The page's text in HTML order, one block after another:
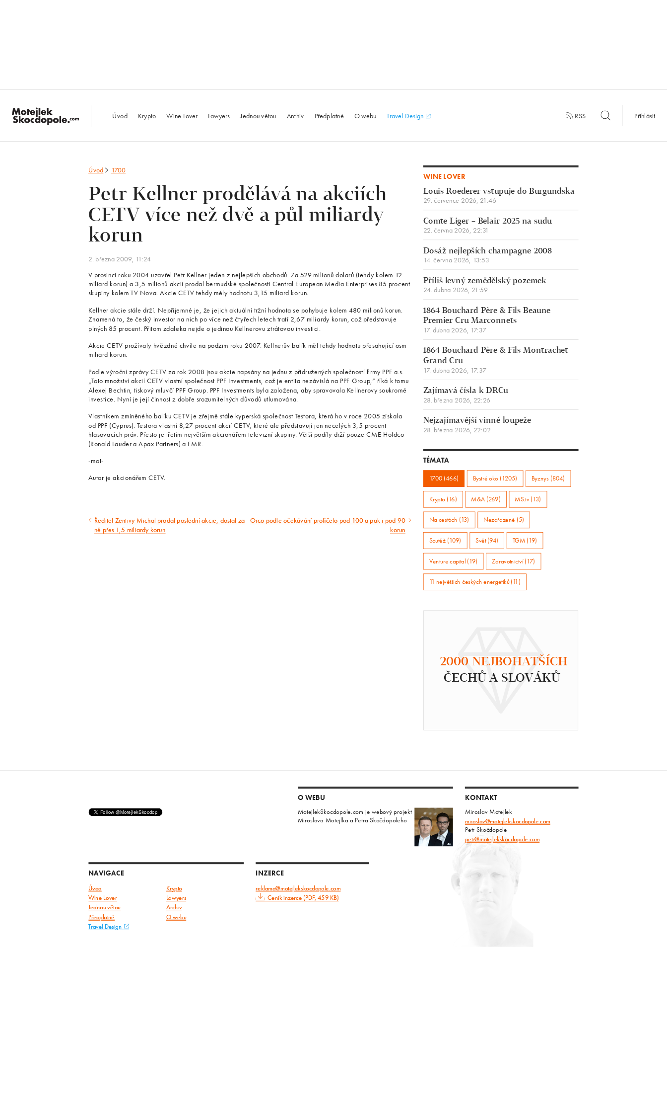
MotejlekSkocdopole.com
Úvod Krypto Wine Lover Lawyers Jednou větou Archiv Předplatné O webu Travel Design RSS Přihlásit
Úvod 1700
Petr Kellner prodělává na akciích
CETV více než dvě a půl miliardy
korun
2. března 2009, 11:24
V prosinci roku 2004 uzavřel Petr Kellner jeden z nejlepších obchodů. Za 529 milionů dolarů (tehdy kolem 12
miliard korun) a 3,5 milionů akcií prodal bermudské společnosti Central European Media Enterprises 85 procent
skupiny kolem TV Nova. Akcie CETV tehdy měly hodnotu 3,15 miliard korun.
Kellner akcie stále drží. Nepříjemné je, že jejich aktuální tržní hodnota se pohybuje kolem 480 milionů korun.
Znamená to, že český investor na nich po více než čtyřech letech tratí 2,67 miliardy korun, což představuje
plných 85 procent. Přitom zdaleka nejde o jedinou Kellnerovu ztrátovou investici.
Akcie CETV prožívaly hvězdné chvíle na podzim roku 2007. Kellnerův balík měl tehdy hodnotu přesahující osm
miliard korun.
Podle výroční zprávy CETV za rok 2008 jsou akcie napsány na jednu z přidružených společností firmy PPF a.s.
„Toto množství akcií CETV vlastní společnost PPF Investments, což je entita nezávislá na PPF Group,“ říká k tomu
Alexej Bechtin, tiskový mluvčí PPF Group. PPF Investments byla založena, aby spravovala Kellnerovy soukromé
investice. Nyní je její činnost z dobře srozumitelných důvodů utlumována.
Vlastníkem zmíněného balíku CETV je zřejmě stále kyperská společnost Testora, která ho v roce 2005 získala
od PPF (Cyprus). Testora vlastní 8,27 procent akcií CETV, které ale představují jen necelých 3,5 procent
hlasovacích práv. Přesto je třetím největším akcionářem televizní skupiny. Větší podíly drží pouze CME Holdco
(Ronald Lauder a Apax Partners) a FMR.
-mot-
Autor je akcionářem CETV.
Předcházející
Ředitel Zentivy Michal prodal poslední akcie, dostal za
ně přes 1,5 miliardy korun Následující
Orco podle očekávání profičelo pod 100 a pak i pod 90
korun
WINE LOVER
Louis Roederer vstupuje do Burgundska
29. července 2026, 21:46
Comte Liger – Belair 2025 na sudu
22. června 2026, 22:31
Dosáž nejlepších champagne 2008
14. června 2026, 13:53
Příliš levný zemědělský pozemek
24. dubna 2026, 21:59
1864 Bouchard Père & Fils Beaune
Premier Cru Marconnets
17. dubna 2026, 17:37
1864 Bouchard Père & Fils Montrachet
Grand Cru
17. dubna 2026, 17:37
Zajímavá čísla k DRCu
28. března 2026, 22:26
Nejzajímavější vinné loupeže
28. března 2026, 22:02
TÉMATA
1700 (466) Bystré oko (1205) Byznys (804)
Krypto (16) M&A (269) MS.tv (13)
Na cestách (13) Nezařazené (5)
Soutěž (109) Svět (94) TGM (19)
Venture capital (19) Zdravotnictví (17)
11 největších českých energetiků (11)
2000 NEJBOHATŠÍCH
ČECHŮ A SLOVÁKŮ
O WEBU
MotejlekSkocdopole.com je webový projekt
Miroslava Motejlka a Petra Skočdopoleho
KONTAKT
Miroslav Motejlek
miroslav@motejlekskocdopole.com
Petr Skočdopole
petr@motejlekskocdopole.com
NAVIGACE
Úvod Krypto
Wine Lover
Lawyers
Jednou větou
Archiv
Předplatné O webu
Travel Design
INZERCE
reklama@motejlekskocdopole.com
Ceník inzerce (PDF, 459 KB)